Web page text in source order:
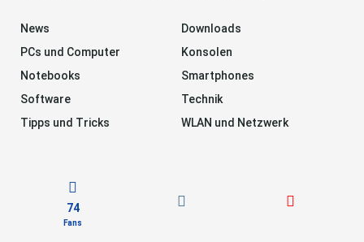
News
Downloads
PCs und Computer
Konsolen
Notebooks
Smartphones
Software
Technik
Tipps und Tricks
WLAN und Netzwerk
74
Fans